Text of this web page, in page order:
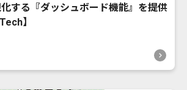
する『ダッシュボード機能』を提供
】